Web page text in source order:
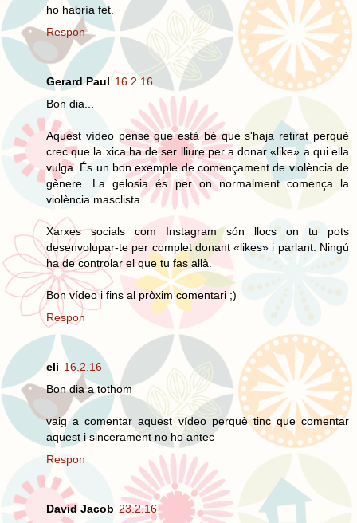
ho habría fet.
Respon
Gerard Paul 16.2.16
Bon dia...
Aquest vídeo pense que està bé que s'haja retirat perquè
crec que la xica ha de ser lliure per a donar «like» a qui ella
vulga. És un bon exemple de començament de violència de
gènere. La gelosia és per on normalment comença la
violència masclista.
Xarxes socials com Instagram són llocs on tu pots
desenvolupar-te per complet donant «likes» i parlant. Ningú
ha de controlar el que tu fas allà.
Bon vídeo i fins al pròxim comentari ;)
Respon
eli 16.2.16
Bon dia a tothom
vaig a comentar aquest vídeo perquè tinc que comentar
aquest i sincerament no ho antec
Respon
David Jacob 23.2.16